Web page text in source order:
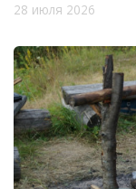
28 июля 2026